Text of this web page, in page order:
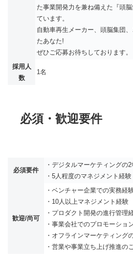
た事業開発力を兼ね備えた『頭
ています。
自動車再生メーカー、頭脳集団
たあなた!
ぜひご応募お待ちしております。
採用人
数
1名
必須・歓迎要件
必須要件
・デジタルマーケティングの
・5人程度のマネジメント経験
歓迎/尚可
・ベンチャー企業での実務経
・10人以上マネジメント経験
・プロダクト開発の進行管理
・事業会社でのプロモーショ
・オフラインマーケティング
・営業や事業立ち上げ推進の